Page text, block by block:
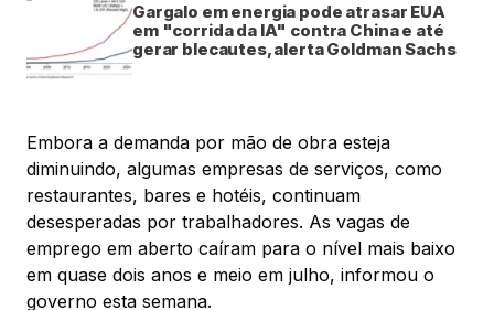
Gargalo em energia pode atrasar EUA
em "corrida da IA" contra China e até
gerar blecautes, alerta Goldman Sachs
Embora a demanda por mão de obra esteja
diminuindo, algumas empresas de serviços, como
restaurantes, bares e hotéis, continuam
desesperadas por trabalhadores. As vagas de
emprego em aberto caíram para o nível mais baixo
em quase dois anos e meio em julho, informou o
governo esta semana.